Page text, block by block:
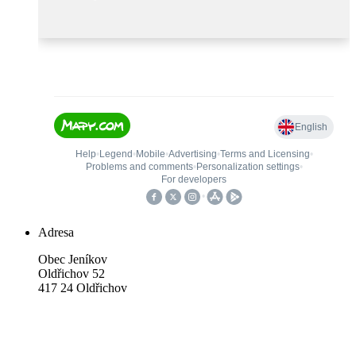
Adresa
Obec Jeníkov
Oldřichov 52
417 24 Oldřichov